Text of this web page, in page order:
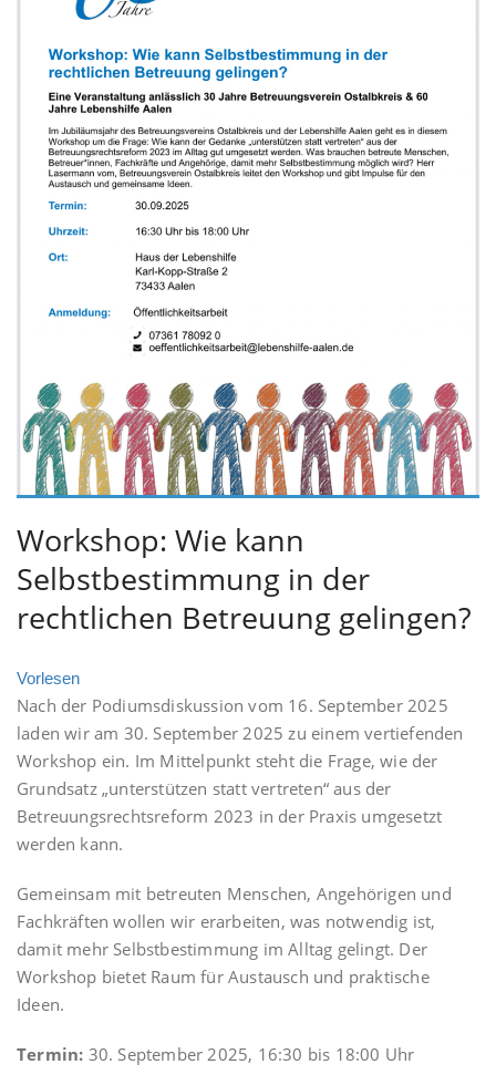
Workshop: Wie kann
Selbstbestimmung in der
rechtlichen Betreuung gelingen?
Vorlesen
Nach der Podiumsdiskussion vom 16. September 2025
laden wir am 30. September 2025 zu einem vertiefenden
Workshop ein. Im Mittelpunkt steht die Frage, wie der
Grundsatz „unterstützen statt vertreten“ aus der
Betreuungsrechtsreform 2023 in der Praxis umgesetzt
werden kann.
Gemeinsam mit betreuten Menschen, Angehörigen und
Fachkräften wollen wir erarbeiten, was notwendig ist,
damit mehr Selbstbestimmung im Alltag gelingt. Der
Workshop bietet Raum für Austausch und praktische
Ideen.
Termin: 30. September 2025, 16:30 bis 18:00 Uhr